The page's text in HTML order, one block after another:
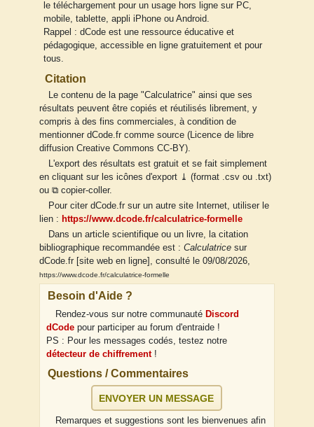
le téléchargement pour un usage hors ligne sur PC,
mobile, tablette, appli iPhone ou Android.
Rappel : dCode est une ressource éducative et
pédagogique, accessible en ligne gratuitement et pour
tous.
Citation
Le contenu de la page "Calculatrice" ainsi que ses
résultats peuvent être copiés et réutilisés librement, y
compris à des fins commerciales, à condition de
mentionner dCode.fr comme source (Licence de libre
diffusion Creative Commons CC-BY).
L'export des résultats est gratuit et se fait simplement
en cliquant sur les icônes d'export ⤓ (format .csv ou .txt)
ou ⧉ copier-coller.
Pour citer dCode.fr sur un autre site Internet, utiliser le
lien : https://www.dcode.fr/calculatrice-formelle
Dans un article scientifique ou un livre, la citation
bibliographique recommandée est : Calculatrice sur
dCode.fr [site web en ligne], consulté le 09/08/2026,
https://www.dcode.fr/calculatrice-formelle
Besoin d'Aide ?
Rendez-vous sur notre communauté Discord
dCode pour participer au forum d'entraide !
PS : Pour les messages codés, testez notre
détecteur de chiffrement!
Questions / Commentaires
ENVOYER UN MESSAGE
Remarques et suggestions sont les bienvenues afin